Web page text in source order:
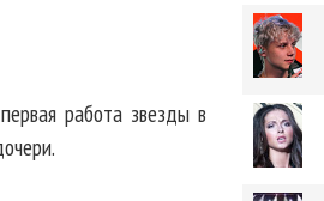
работа звезды в